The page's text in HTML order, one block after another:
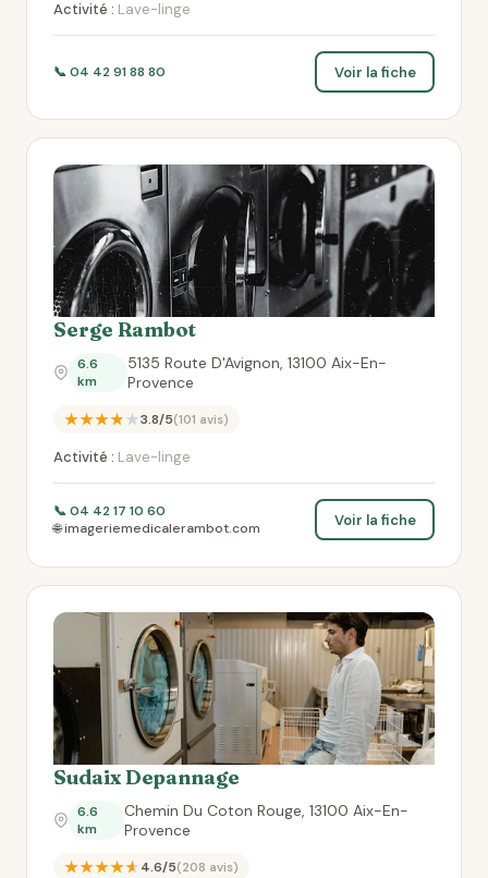
Activité : Lave-linge
📞 04 42 91 88 80 Voir la fiche
Serge Rambot
6.6
km
5135 Route D'Avignon, 13100 Aix-En-
Provence
★★★★★3.8/5(101 avis)
Activité : Lave-linge
📞 04 42 17 10 60
🌐 imageriemedicalerambot.com
Voir la fiche
Sudaix Depannage
6.6
km
Chemin Du Coton Rouge, 13100 Aix-En-
Provence
★★★★★4.6/5(208 avis)